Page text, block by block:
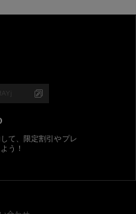
て、限定割引やプレ
う！